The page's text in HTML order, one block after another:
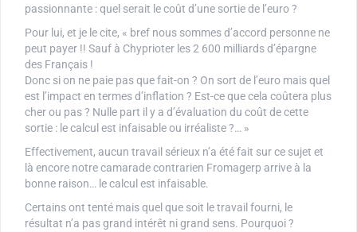
passionnante : quel serait le coût d’une sortie de l’euro ?
Pour lui, et je le cite, « bref nous sommes d’accord personne ne
peut payer !! Sauf à Chyprioter les 2 600 milliards d’épargne
des Français !
Donc si on ne paie pas que fait-on ? On sort de l’euro mais quel
est l’impact en termes d’inflation ? Est-ce que cela coûtera plus
cher ou pas ? Nulle part il y a d’évaluation du coût de cette
sortie : le calcul est infaisable ou irréaliste ?… »
Effectivement, aucun travail sérieux n’a été fait sur ce sujet et
là encore notre camarade contrarien Fromagerp arrive à la
bonne raison… le calcul est infaisable.
Certains ont tenté mais quel que soit le travail fourni, le
résultat n’a pas grand intérêt ni grand sens. Pourquoi ?